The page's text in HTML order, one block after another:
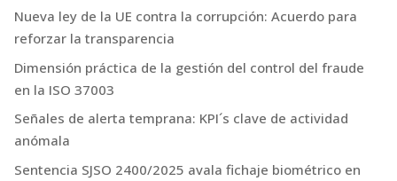
Nueva ley de la UE contra la corrupción: Acuerdo para
reforzar la transparencia
Dimensión práctica de la gestión del control del fraude
en la ISO 37003
Señales de alerta temprana: KPI´s clave de actividad
anómala
Sentencia SJSO 2400/2025 avala fichaje biométrico en